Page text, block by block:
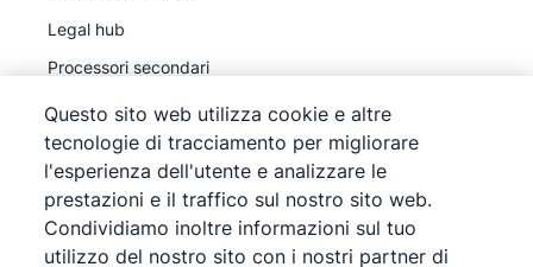
Legal hub
Processori secondari
©2026Pipedrive
Pipedrive
Termini del servizio
Questo sito web utilizza cookie e altre
tecnologie di tracciamento per migliorare
l'esperienza dell'utente e analizzare le
prestazioni e il traffico sul nostro sito web.
Condividiamo inoltre informazioni sul tuo
utilizzo del nostro sito con i nostri partner di